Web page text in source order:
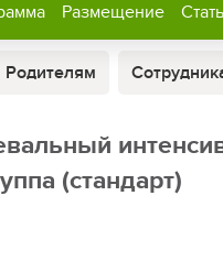
Родителям
Размещение
(стандарт)